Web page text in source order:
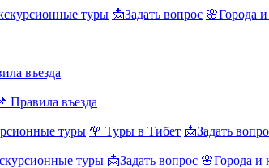
туры 📩Задать вопрос 🌸Города
въезда
Правила въезда
туры 🌹 Туры в Тибет 📩Задать
туры 📩Задать вопрос 🌸Города и